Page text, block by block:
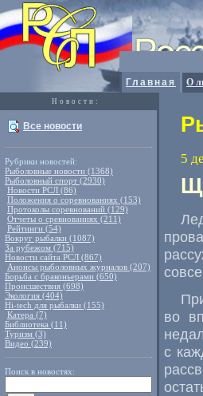
Главная О
Новости:
Все новости
Рубрики новостей:
Рыболовные новости (1368)
Рыболовный спорт (2930)
Новости РСЛ (86)
Положения о соревнованиях (153)
Протоколы соревнований (129)
Отчеты о сревнованиях (211)
Рейтинги (54)
Вокруг рыбалки (1087)
За рубежом (715)
Новости сайта РСЛ (867)
Анонсы рыболовных журналов (207)
Борьба с браконьерами (650)
Происшествия (698)
Экология (404)
Hi-tech для рыбалки (155)
Катера (7)
Библиотека (11)
Туризм (3)
Видео (239)
Поиск в новостях:
5
во
с